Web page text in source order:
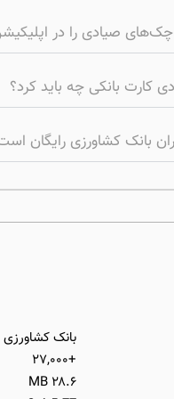
صیادی را در
کارت بانکی چه باید کرد؟
بانک کشاورزی رایگان
بانک کشاورزی
+۲۷,۰۰۰
۲۸.۶ MB